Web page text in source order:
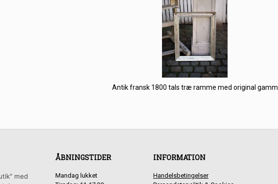
Antik fransk 1800 tals træ ramme med original gamm
med
ÅBNINGSTIDER
Mandag lukket
INFORMATION
Handelsbetingelser